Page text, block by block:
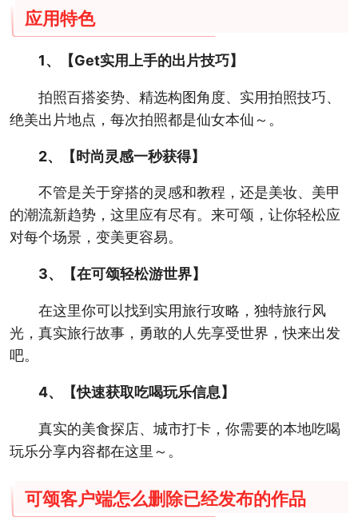
应用特色
1、【Get实用上手的出片技巧】
拍照百搭姿势、精选构图角度、实用拍照技巧、
绝美出片地点，每次拍照都是仙女本仙～。
2、【时尚灵感一秒获得】
不管是关于穿搭的灵感和教程，还是美妆、美甲
的潮流新趋势，这里应有尽有。来可颂，让你轻松应
对每个场景，变美更容易。
3、【在可颂轻松游世界】
在这里你可以找到实用旅行攻略，独特旅行风
光，真实旅行故事，勇敢的人先享受世界，快来出发
吧。
4、【快速获取吃喝玩乐信息】
真实的美食探店、城市打卡，你需要的本地吃喝
玩乐分享内容都在这里～。
可颂客户端怎么删除已经发布的作品